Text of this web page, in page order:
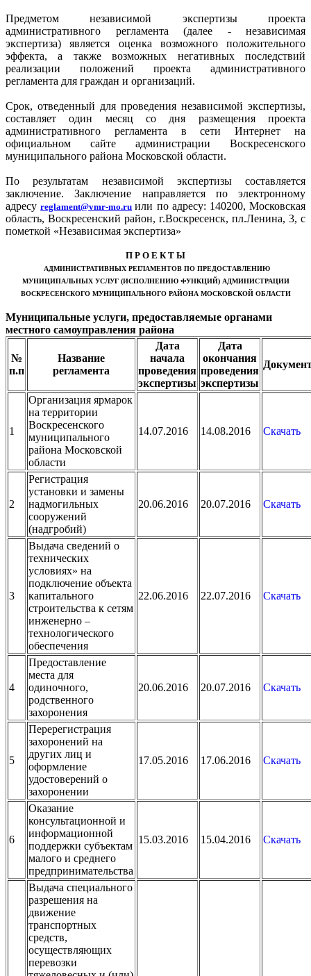
Предметом независимой экспертизы проекта
административного регламента (далее - независимая
экспертиза) является оценка возможного положительного
эффекта, а также возможных негативных последствий
реализации положений проекта административного
регламента для граждан и организаций.
Срок, отведенный для проведения независимой экспертизы,
составляет один месяц со дня размещения проекта
административного регламента в сети Интернет на
официальном сайте администрации Воскресенского
муниципального района Московской области.
По результатам независимой экспертизы составляется
заключение. Заключение направляется по электронному
адресуreglament@vmr-mo.ru или по адресу: 140200, Московская
область, Воскресенский район, г.Воскресенск, пл.Ленина, 3, с
пометкой «Независимая экспертиза»
П Р О Е К Т Ы
АДМИНИСТРАТИВНЫХ РЕГЛАМЕНТОВ ПО ПРЕДОСТАВЛЕНИЮ
МУНИЦИПАЛЬНЫХ УСЛУГ (ИСПОЛНЕНИЮ ФУНКЦИЙ) АДМИНИСТРАЦИИ
ВОСКРЕСЕНСКОГО МУНИЦИПАЛЬНОГО РАЙОНА МОСКОВСКОЙ ОБЛАСТИ
Муниципальные услуги, предоставляемые органами
местного самоуправления района
№
п.п
Название
регламента
Дата
начала
проведения
экспертизы
Дата
окончания
проведения
экспертизы
1
Организация ярмарок
на территории
Воскресенского
муниципального
района Московской
области
14.07.2016 14.08.2016 Скачать
2
Регистрация
установки и замены
надмогильных
сооружений
(надгробий)
20.06.2016 20.07.2016 Скачать
3
Выдача сведений о
технических
условиях» на
подключение объекта
капитального
строительства к сетям
инженерно –
технологического
обеспечения
22.06.2016 22.07.2016 Скачать
4
Предоставление
места для
одиночного,
родственного
захоронения
20.06.2016 20.07.2016 Скачать
5
Перерегистрация
захоронений на
других лиц и
оформление
удостоверений о
захоронении
17.05.2016 17.06.2016 Скачать
6
Оказание
консультационной и
информационной
поддержки субъектам
малого и среднего
предпринимательства
15.03.2016 15.04.2016 Скачать
Выдача специального
разрешения на
движение
транспортных
средств,
осуществляющих
перевозки